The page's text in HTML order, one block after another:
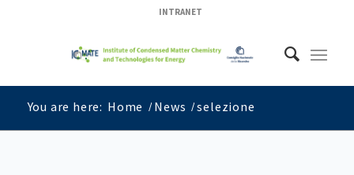
INTRANET
You are here: Home / News /selezione